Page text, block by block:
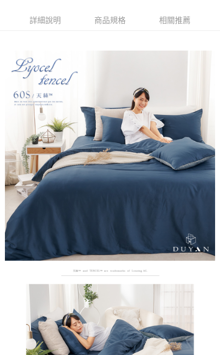
台灣樂天信用卡公司
1.本服務由台灣大哥大提供，台灣大哥大用戶可立即使用無須另外申請。
2.付款方式選擇「大哥付你分期」，訂單成立後會自動跳轉到大哥付的交易
流程，驗證手機門號後，選擇欲分期的期數、繳款截止日，確認付款後即完
成交易。
3.實際核准額度、可分期數及費用金額請依後續交易確認頁面所載為準。
4.訂單成立30分鐘內，如未前往確認交易或遇審核未通過，訂單將自動取
消。如遇「轉專審核」未通過狀況，表示未達大哥付你分期系統評分，恕無
法說明評估內容。
【繳款方式說明】
1.分期款項不併入電信帳單，「大哥付你分期」於每月結算日後寄送繳費提
醒簡訊。
2.透過簡訊連結打開帳單後，可選擇「超商條碼／台灣大直營門市／銀行轉
帳／街口支付／iPASS MONEY」等通路繳費。
【注意事項】
1.本服務係由「台灣大哥大股份有限公司」（以下簡稱本公司）所提供，讓
用戶於交易時，得透過本服務購買商品或服務，並由商店將買賣／分期付款
買賣價金債權讓與本公司後，依約使用本公司帳單繳交帳款。
資料（包含姓名、電話或地址）提供予台灣大哥大進項蒐集、處理及利用，
3.完整用戶服務條款，請詳閱以下連結：
https://oppay.tw/userRule
AFTEE先享後付
相關說明
【關於「AFTEE先享後付」】
AFTEE先享後付是「在收到商品之後才付款」的支付方式。 讓您購物簡單
便利好安心！
１．簡單：不需註冊會員、不需綁卡、不需儲值。
２．便利：只要手機號碼，簡訊認證，即可結帳。
３．安心：先確認商品／服務後，再付款。
【「AFTEE先享後付」結帳流程】
１．於結帳方式選擇「AFTEE先享後付」後，將跳轉至「AFTEE先享後付」
結帳頁面，進行簡訊認證並確認金額後，即可完成結帳。
２．訂單成立數日內，您將收到繳費通知簡訊。
３．收到繳費通知簡訊後14天內，點擊此簡訊中的連結，可透過四大超商／
ATM／網路銀行／等多元方式進行付款，方視為交易完成。
※ 請注意：結帳手續完成當下不需立刻繳費，但若您需要取消訂單，請聯絡
購買商品的店家。未經商家同意取消之訂單仍視為有效，需透過AFTEE先享
是否繳費成功／繳費後需取消欲退款等相關疑問，請聯繫「AFTEE先享後付
客戶支援中心」 https://netprotections.freshdesk.com/support/home
【注意事項】
１．透過由恩沛科技股份有限公司提供之「AFTEE先享後付」服務完成之交
權轉讓予恩沛科技股份有限公司。
２．關於個人資料處理事宜，請瀏覽以下網址：
https://aftee.tw/terms/#terms3
３．未成年的使用者請事先徵得法定代理人或監護人之同意方可使用
「AFTEE先享後付」，若未經同意申辦者引起之損失，本公司不負相關責
４．使用「AFTEE先享後付」時，將依據個別帳號之用戶狀況，依本公司即
時審查核予不同之上限額度；若仍有額度不足之情形，本公司將視審查結果
Hami Point
相關說明
「Hami Point」為中華電信所提供之點數服務，可於會員專區綁定中華電信
會員帳號後，即可在購物車使用 Hami Point 折抵消費金額 (1點等於1元)。
ATM付款
運送方式
全家取貨付款
每筆NT$60，滿NT$699(含以上)免運費
付款後全家取貨
每筆NT$60，滿NT$699(含以上)免運費
每筆NT$60，滿NT$999(含以上)免運費
付款後7-11取貨
每筆NT$60，滿NT$999(含以上)免運費
每筆NT$80，滿NT$999(含以上)免運費
詳細說明 商品規格 相關推薦